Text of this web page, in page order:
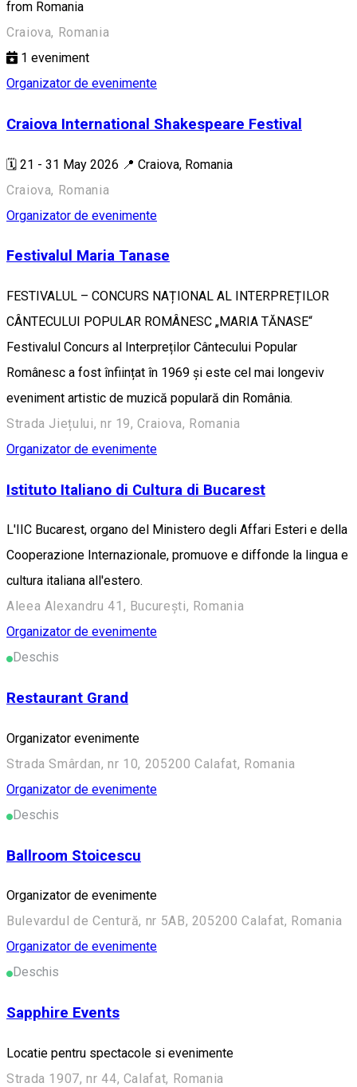
from Romania
Craiova, Romania
1 eveniment
Organizator de evenimente
Craiova International Shakespeare Festival
🗓️ 21 - 31 May 2026 📍 Craiova, Romania
Craiova, Romania
Organizator de evenimente
Festivalul Maria Tanase
FESTIVALUL – CONCURS NAȚIONAL AL INTERPREȚILOR
CÂNTECULUI POPULAR ROMÂNESC „MARIA TĂNASE“
Festivalul Concurs al Interpreților Cântecului Popular
Românesc a fost înființat în 1969 și este cel mai longeviv
eveniment artistic de muzică populară din România.
Strada Jiețului, nr 19, Craiova, Romania
Organizator de evenimente
Istituto Italiano di Cultura di Bucarest
L'IIC Bucarest, organo del Ministero degli Affari Esteri e della
Cooperazione Internazionale, promuove e diffonde la lingua e
cultura italiana all'estero.
Aleea Alexandru 41, București, Romania
Organizator de evenimente
Deschis
Restaurant Grand
Organizator evenimente
Strada Smârdan, nr 10, 205200 Calafat, Romania
Organizator de evenimente
Deschis
Ballroom Stoicescu
Organizator de evenimente
Bulevardul de Centură, nr 5AB, 205200 Calafat, Romania
Organizator de evenimente
Deschis
Sapphire Events
Locatie pentru spectacole si evenimente
Strada 1907, nr 44, Calafat, Romania